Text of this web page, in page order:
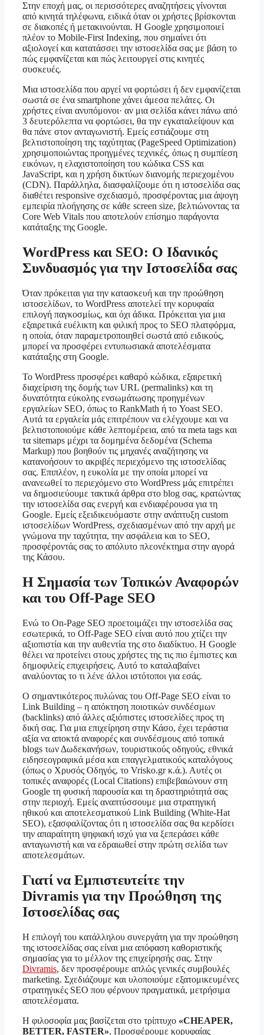
Στην εποχή μας, οι περισσότερες αναζητήσεις γίνονται
από κινητά τηλέφωνα, ειδικά όταν οι χρήστες βρίσκονται
σε διακοπές ή μετακινούνται. Η Google χρησιμοποιεί
πλέον το Mobile-First Indexing, που σημαίνει ότι
αξιολογεί και κατατάσσει την ιστοσελίδα σας με βάση το
πώς εμφανίζεται και πώς λειτουργεί στις κινητές
συσκευές.
Μια ιστοσελίδα που αργεί να φορτώσει ή δεν εμφανίζεται
σωστά σε ένα smartphone χάνει άμεσα πελάτες. Οι
χρήστες είναι ανυπόμονοι· αν μια σελίδα κάνει πάνω από
3 δευτερόλεπτα να φορτώσει, θα την εγκαταλείψουν και
θα πάνε στον ανταγωνιστή. Εμείς εστιάζουμε στη
βελτιστοποίηση της ταχύτητας (PageSpeed Optimization)
χρησιμοποιώντας προηγμένες τεχνικές, όπως η συμπίεση
εικόνων, η ελαχιστοποίηση του κώδικα CSS και
JavaScript, και η χρήση δικτύων διανομής περιεχομένου
(CDN). Παράλληλα, διασφαλίζουμε ότι η ιστοσελίδα σας
διαθέτει responsive σχεδιασμό, προσφέροντας μια άψογη
εμπειρία πλοήγησης σε κάθε screen size, βελτιώνοντας τα
Core Web Vitals που αποτελούν επίσημο παράγοντα
κατάταξης της Google.
WordPress και SEO: Ο Ιδανικός
Συνδυασμός για την Ιστοσελίδα σας
Όταν πρόκειται για την κατασκευή και την προώθηση
ιστοσελίδων, το WordPress αποτελεί την κορυφαία
επιλογή παγκοσμίως, και όχι άδικα. Πρόκειται για μια
εξαιρετικά ευέλικτη και φιλική προς το SEO πλατφόρμα,
η οποία, όταν παραμετροποιηθεί σωστά από ειδικούς,
μπορεί να προσφέρει εντυπωσιακά αποτελέσματα
κατάταξης στη Google.
Το WordPress προσφέρει καθαρό κώδικα, εξαιρετική
διαχείριση της δομής των URL (permalinks) και τη
δυνατότητα εύκολης ενσωμάτωσης προηγμένων
εργαλείων SEO, όπως το RankMath ή το Yoast SEO.
Αυτά τα εργαλεία μάς επιτρέπουν να ελέγχουμε και να
βελτιστοποιούμε κάθε λεπτομέρεια, από τα meta tags και
τα sitemaps μέχρι τα δομημένα δεδομένα (Schema
Markup) που βοηθούν τις μηχανές αναζήτησης να
κατανοήσουν το ακριβές περιεχόμενο της ιστοσελίδας
σας. Επιπλέον, η ευκολία με την οποία μπορεί να
ανανεωθεί το περιεχόμενο στο WordPress μάς επιτρέπει
να δημοσιεύουμε τακτικά άρθρα στο blog σας, κρατώντας
την ιστοσελίδα σας ενεργή και ενδιαφέρουσα για τη
Google. Εμείς εξειδικευόμαστε στην ανάπτυξη custom
ιστοσελίδων WordPress, σχεδιασμένων από την αρχή με
γνώμονα την ταχύτητα, την ασφάλεια και το SEO,
προσφέροντάς σας το απόλυτο πλεονέκτημα στην αγορά
της Κάσου.
Η Σημασία των Τοπικών Αναφορών
και του Off-Page SEO
Ενώ το On-Page SEO προετοιμάζει την ιστοσελίδα σας
εσωτερικά, το Off-Page SEO είναι αυτό που χτίζει την
αξιοπιστία και την αυθεντία της στο διαδίκτυο. Η Google
θέλει να προτείνει στους χρήστες της τις πιο έμπιστες και
δημοφιλείς επιχειρήσεις. Αυτό το καταλαβαίνει
αναλύοντας το τι λένε άλλοι ιστότοποι για εσάς.
Ο σημαντικότερος πυλώνας του Off-Page SEO είναι το
Link Building – η απόκτηση ποιοτικών συνδέσμων
(backlinks) από άλλες αξιόπιστες ιστοσελίδες προς τη
δική σας. Για μια επιχείρηση στην Κάσο, έχει τεράστια
αξία να αποκτά αναφορές και συνδέσμους από τοπικά
blogs των Δωδεκανήσων, τουριστικούς οδηγούς, εθνικά
ειδησεογραφικά μέσα και επαγγελματικούς καταλόγους
(όπως ο Χρυσός Οδηγός, το Vrisko.gr κ.ά.). Αυτές οι
τοπικές αναφορές (Local Citations) επιβεβαιώνουν στη
Google τη φυσική παρουσία και τη δραστηριότητά σας
στην περιοχή. Εμείς αναπτύσσουμε μια στρατηγική
ηθικού και αποτελεσματικού Link Building (White-Hat
SEO), εξασφαλίζοντας ότι η ιστοσελίδα σας θα κερδίσει
την απαραίτητη ψηφιακή ισχύ για να ξεπεράσει κάθε
ανταγωνιστή και να εδραιωθεί στην πρώτη σελίδα των
αποτελεσμάτων.
Γιατί να Εμπιστευτείτε την
Divramis για την Προώθηση της
Ιστοσελίδας σας
Η επιλογή του κατάλληλου συνεργάτη για την προώθηση
της ιστοσελίδας σας είναι μια απόφαση καθοριστικής
σημασίας για το μέλλον της επιχείρησής σας. Στην
Divramis, δεν προσφέρουμε απλώς γενικές συμβουλές
marketing. Σχεδιάζουμε και υλοποιούμε εξατομικευμένες
στρατηγικές SEO που φέρνουν πραγματικά, μετρήσιμα
αποτελέσματα.
Η φιλοσοφία μας βασίζεται στο τρίπτυχο «CHEAPER,
BETTER, FASTER». Προσφέρουμε κορυφαίας